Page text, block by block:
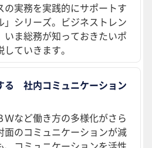
実務を実践的にサポートす
」シリーズ。ビジネストレン
いま総務が知っておきたいポ
ていきます。
る 社内コミュニケーション
Ｗなど働き方の多様化がさら
面のコミュニケーションが減